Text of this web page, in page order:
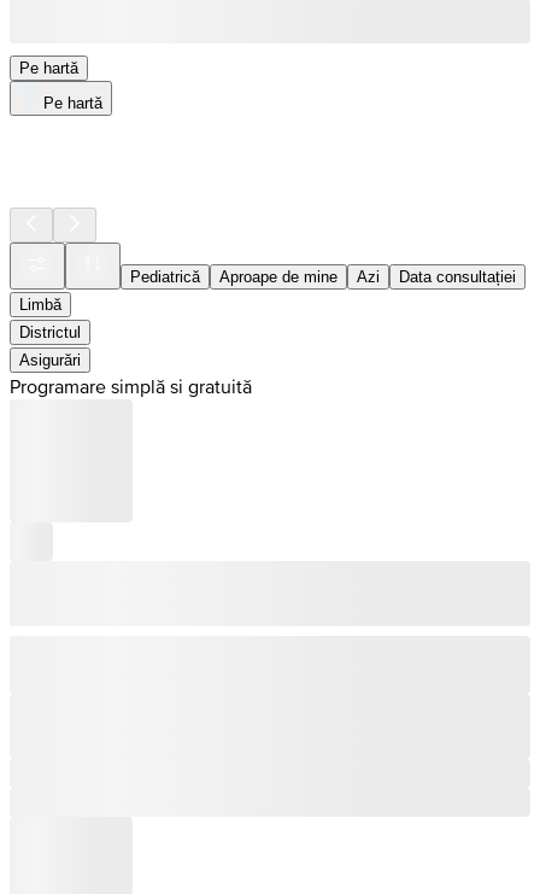
Pe hartă
Pe hartă
Pediatrică Aproape de mine Azi
Data consultației
Limbă
Districtul
Asigurări
Programare simplă si gratuită